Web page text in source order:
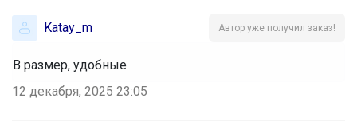
Katay_m Автор уже получил заказ!
В размер, удобные
12 декабря, 2025 23:05